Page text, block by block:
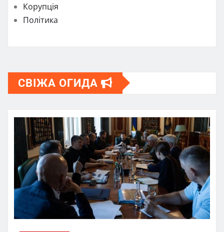
Корупція
Політика
СВІЖА ОГИДА